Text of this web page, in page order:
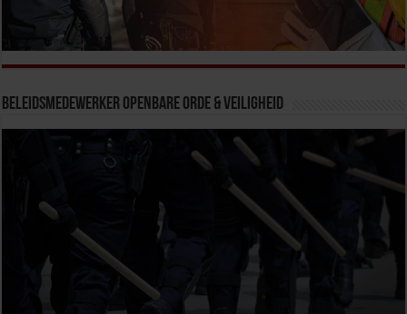
Beleidsmedewerker Openbare Orde & Veiligheid